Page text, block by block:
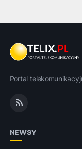
Portal
NEWSY